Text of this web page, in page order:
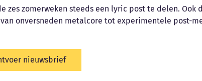
zomerweken steeds een lyric post te delen. Ook
onversneden metalcore tot experimentele post-
nieuwsbrief